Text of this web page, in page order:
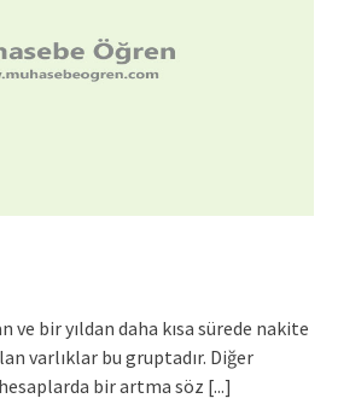
ve bir yıldan daha kısa sürede nakite
varlıklar bu gruptadır. Diğer
bir artma söz [...]